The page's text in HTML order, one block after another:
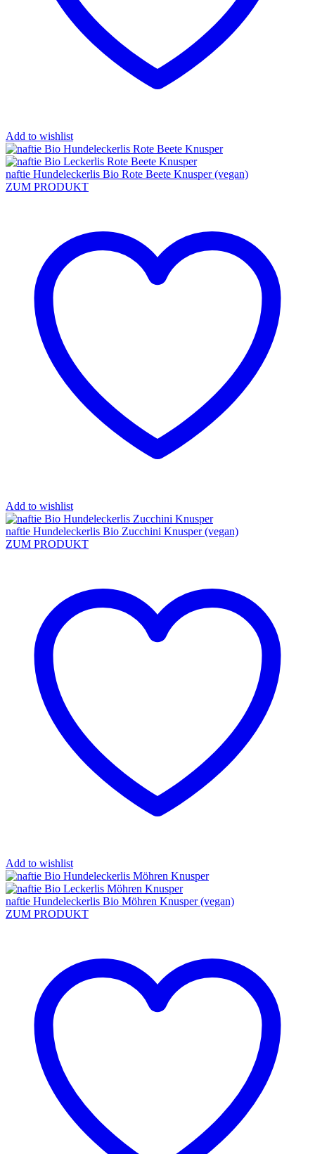
Add to wishlist
naftie Hundeleckerlis Bio Rote Beete Knusper (vegan)
ZUM PRODUKT
Add to wishlist
naftie Hundeleckerlis Bio Zucchini Knusper (vegan)
ZUM PRODUKT
Add to wishlist
naftie Hundeleckerlis Bio Möhren Knusper (vegan)
ZUM PRODUKT